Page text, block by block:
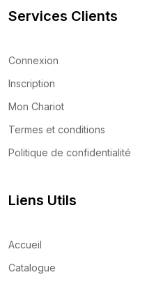
Services Clients
Connexion
Inscription
Mon Chariot
Termes et conditions
Politique de confidentialité
Liens Utils
Accueil
Catalogue